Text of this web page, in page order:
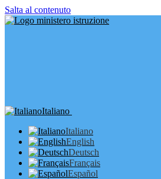
Salta al contenuto
Italiano
Italiano
English
Deutsch
Français
Español